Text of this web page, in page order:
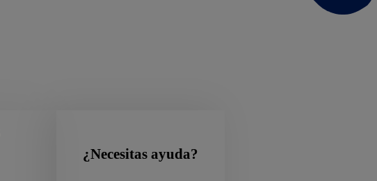
¿Necesitas ayuda?